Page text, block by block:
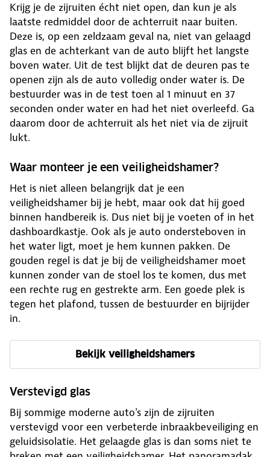
Krijg je de zijruiten écht niet open, dan kun je als
laatste redmiddel door de achterruit naar buiten.
Deze is, op een zeldzaam geval na, niet van gelaagd
glas en de achterkant van de auto blijft het langste
boven water. Uit de test blijkt dat de deuren pas te
openen zijn als de auto volledig onder water is. De
bestuurder was in de test toen al 1 minuut en 37
seconden onder water en had het niet overleefd. Ga
daarom door de achterruit als het niet via de zijruit
lukt.
Waar monteer je een veiligheidshamer?
Het is niet alleen belangrijk dat je een
veiligheidshamer bij je hebt, maar ook dat hij goed
binnen handbereik is. Dus niet bij je voeten of in het
dashboardkastje. Ook als je auto ondersteboven in
het water ligt, moet je hem kunnen pakken. De
gouden regel is dat je bij de veiligheidshamer moet
kunnen zonder van de stoel los te komen, dus met
een rechte rug en gestrekte arm. Een goede plek is
tegen het plafond, tussen de bestuurder en bijrijder
in.
Bekijk veiligheidshamers
Verstevigd glas
Bij sommige moderne auto's zijn de zijruiten
verstevigd voor een verbeterde inbraakbeveiliging en
geluidsisolatie. Het gelaagde glas is dan soms niet te